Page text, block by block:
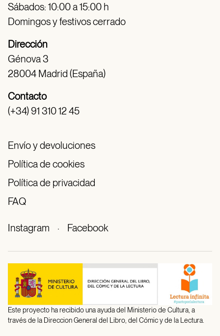
Sábados: 10:00 a 15:00 h
Domingos y festivos cerrado
Dirección
Génova 3
28004 Madrid (España)
Contacto
(+34) 91 310 12 45
Envío y devoluciones
Política de cookies
Política de privacidad
FAQ
Instagram · Facebook
Este proyecto ha recibido una ayuda del Ministerio de Cultura, a
través de la Direccion General del Libro, del Cómic y de la Lectura.